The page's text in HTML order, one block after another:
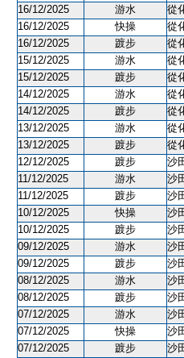
16/12/2025
游水
從
16/12/2025
快操 從
16/12/2025
踱步 從
15/12/2025
游水
從
15/12/2025
踱步 從
14/12/2025
游水
從
14/12/2025
踱步 從
13/12/2025
游水
從
13/12/2025
踱步 從
12/12/2025
踱步 沙
11/12/2025
游水
沙
11/12/2025
踱步 沙
10/12/2025
快操 沙
10/12/2025
踱步 沙
09/12/2025
游水
沙
09/12/2025
踱步 沙
08/12/2025
游水
沙
08/12/2025
踱步 沙
07/12/2025
游水
沙
07/12/2025
快操 沙
07/12/2025
踱步 沙